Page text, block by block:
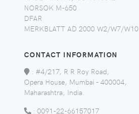
NORSOK M-650
DFAR
MERKBLATT AD 2000 W2/W7/W10
CONTACT INFORMATION
: #4/217, R R Roy Road,
Opera House, Mumbai - 400004,
Maharashtra, India.
: 0091-22-66157017